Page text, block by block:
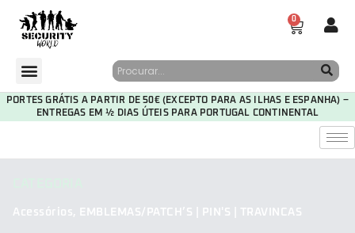
0
PORTES GRÁTIS A PARTIR DE 50€ (EXCEPTO PARA AS ILHAS E ESPANHA) –
ENTREGAS EM ½ DIAS ÚTEIS PARA PORTUGAL CONTINENTAL
Acessórios, EMBLEMAS/PATCH’S | PIN'S | TRAVINCAS